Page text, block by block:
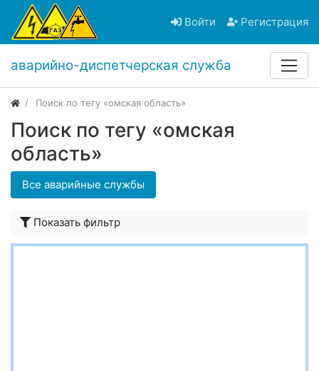
Войти Регистрация
аварийно-диспетчерская служба
Поиск по тегу «омская область»
Поиск по тегу «омская
область»
Все аварийные службы
Показать фильтр